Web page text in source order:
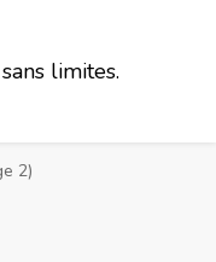
limites.
2)